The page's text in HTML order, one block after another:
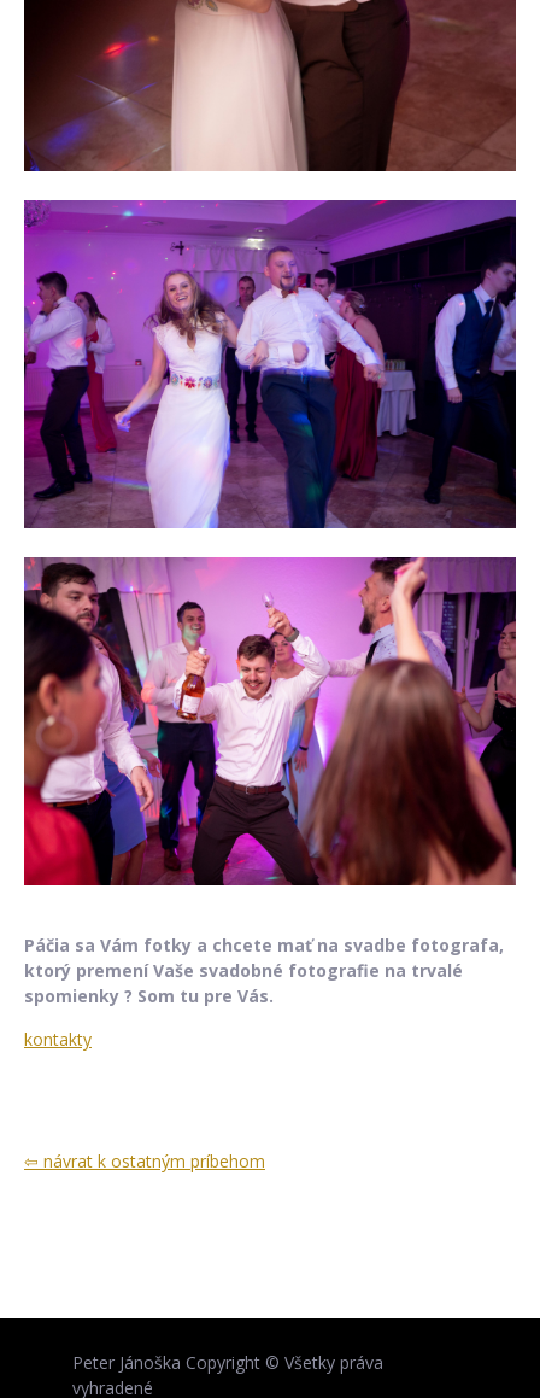
Páčia sa Vám fotky a chcete mať na svadbe fotografa,
ktorý premení Vaše svadobné fotografie na trvalé
spomienky ? Som tu pre Vás.
kontakty
⇦ návrat k ostatným príbehom
Peter Jánoška Copyright © Všetky práva
vyhradené